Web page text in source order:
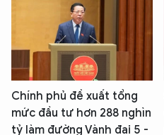
Chính phủ đề xuất tổng
mức đầu tư hơn 288 nghìn
tỷ làm đường Vành đai 5 -